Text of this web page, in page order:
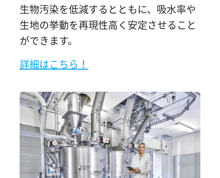
生物汚染を低減するとともに、吸水率や
生地の挙動を再現性高く安定させること
ができます。
詳細はこちら！